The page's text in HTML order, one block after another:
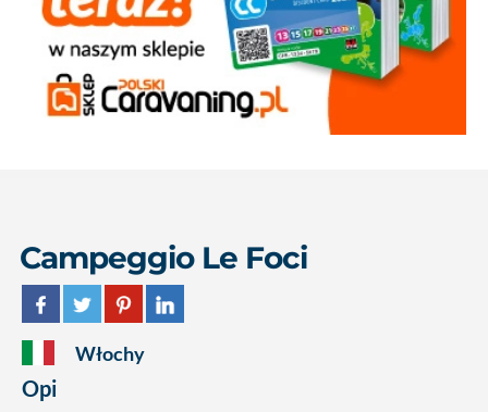
Campeggio Le Foci
Włochy
Opi